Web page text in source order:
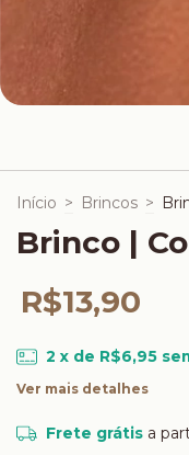
Início > Brincos >
Brinco |
R$13,90
2 x de R$6,95
Ver mais detalhes
Frete grátis a